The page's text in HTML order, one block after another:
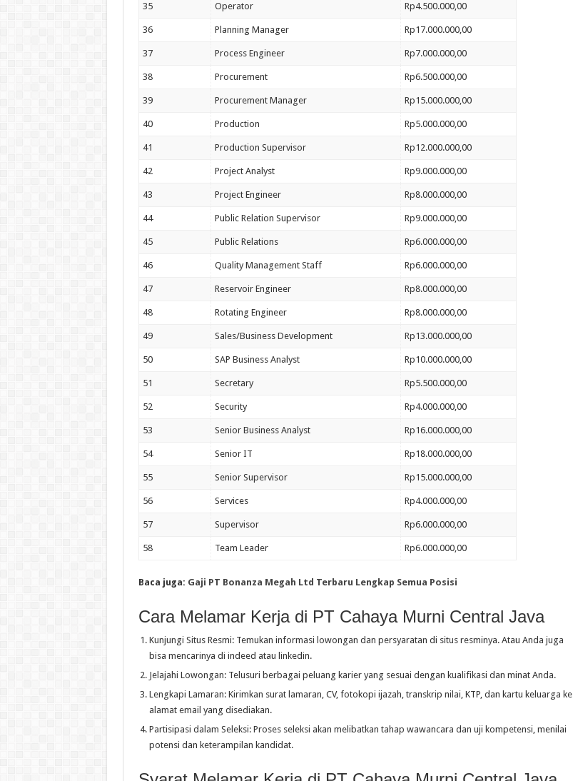
35 Operator Rp4.500.000,00
36 Planning Manager Rp17.000.000,00
37 Process Engineer Rp7.000.000,00
38 Procurement Rp6.500.000,00
39 Procurement Manager Rp15.000.000,00
40 Production Rp5.000.000,00
41 Production Supervisor Rp12.000.000,00
42 Project Analyst Rp9.000.000,00
43 Project Engineer Rp8.000.000,00
44 Public Relation Supervisor Rp9.000.000,00
45 Public Relations Rp6.000.000,00
46 Quality Management Staff Rp6.000.000,00
47 Reservoir Engineer Rp8.000.000,00
48 Rotating Engineer Rp8.000.000,00
49 Sales/Business Development Rp13.000.000,00
50 SAP Business Analyst Rp10.000.000,00
51 Secretary Rp5.500.000,00
52 Security Rp4.000.000,00
53 Senior Business Analyst Rp16.000.000,00
54 Senior IT Rp18.000.000,00
55 Senior Supervisor Rp15.000.000,00
56 Services Rp4.000.000,00
57 Supervisor Rp6.000.000,00
58 Team Leader Rp6.000.000,00
Baca juga: Gaji PT Bonanza Megah Ltd Terbaru Lengkap Semua Posisi
Cara Melamar Kerja di PT Cahaya Murni Central Java
Kunjungi Situs Resmi: Temukan informasi lowongan dan persyaratan di situs resminya. Atau Anda juga
bisa mencarinya di indeed atau linkedin.
Jelajahi Lowongan: Telusuri berbagai peluang karier yang sesuai dengan kualifikasi dan minat Anda.
Lengkapi Lamaran: Kirimkan surat lamaran, CV, fotokopi ijazah, transkrip nilai, KTP, dan kartu keluarga ke
alamat email yang disediakan.
Partisipasi dalam Seleksi: Proses seleksi akan melibatkan tahap wawancara dan uji kompetensi, menilai
potensi dan keterampilan kandidat.